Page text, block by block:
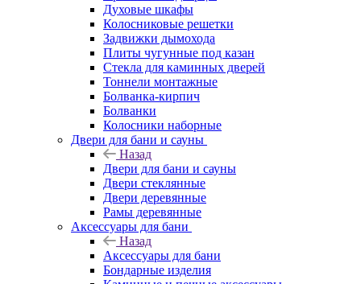
Духовые шкафы
Колосниковые решетки
Задвижки дымохода
Плиты чугунные под казан
Стекла для каминных дверей
Тоннели монтажные
Болванка-кирпич
Болванки
Колосники наборные
Двери для бани и сауны
Назад
Двери для бани и сауны
Двери стеклянные
Двери деревянные
Рамы деревянные
Аксессуары для бани
Назад
Аксессуары для бани
Бондарные изделия